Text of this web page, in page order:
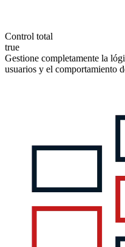
Control total
true
Gestione completamente la
usuarios y el comportamiento